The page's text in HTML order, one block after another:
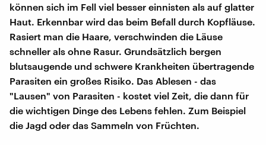
können sich im Fell viel besser einnisten als auf glatter
Haut. Erkennbar wird das beim Befall durch Kopfläuse.
Rasiert man die Haare, verschwinden die Läuse
schneller als ohne Rasur. Grundsätzlich bergen
blutsaugende und schwere Krankheiten übertragende
Parasiten ein großes Risiko. Das Ablesen - das
"Lausen" von Parasiten - kostet viel Zeit, die dann für
die wichtigen Dinge des Lebens fehlen. Zum Beispiel
die Jagd oder das Sammeln von Früchten.